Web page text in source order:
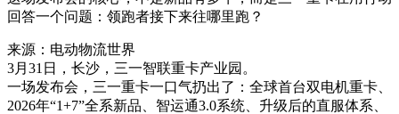
回答一个问题：领跑者接下来往哪里跑？
来源：电动物流世界
3月31日，长沙，三一智联重卡产业园。
一场发布会，三一重卡一口气扔出了：全球首台双电机重卡、
2026年“1+7”全系新品、智运通3.0系统、升级后的直服体系、